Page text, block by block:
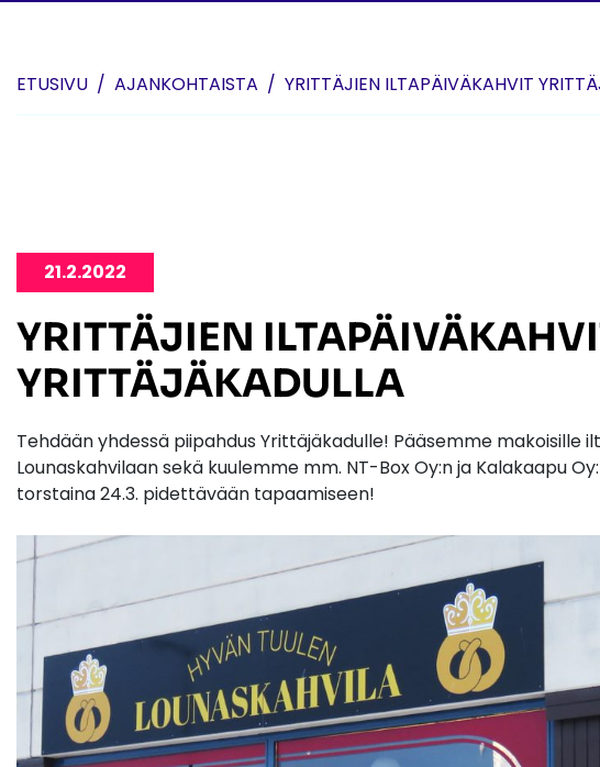
ETUSIVU AJANKOHTAISTA YRITTÄJIEN ILTAPÄIVÄKAHVIT
21.2.2022
YRITTÄJIEN
YRITTÄJÄKADULLA
Tehdään yhdessä piipahdus Yrittäjäkadulle! Pääsemme makoisille
Lounaskahvilaan sekä kuulemme mm. NT-Box Oy:n ja Kalakaapu
torstaina 24.3. pidettävään tapaamiseen!